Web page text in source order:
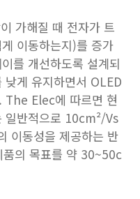
가해질 때 전자가 트
이동하는지)를 증가
를 개선하도록 설계되
낮게 유지하면서 OLED
The Elec에 따르면 현
일반적으로 10cm²/Vs
이동성을 제공하는 반
의 목표를 약 30~50c